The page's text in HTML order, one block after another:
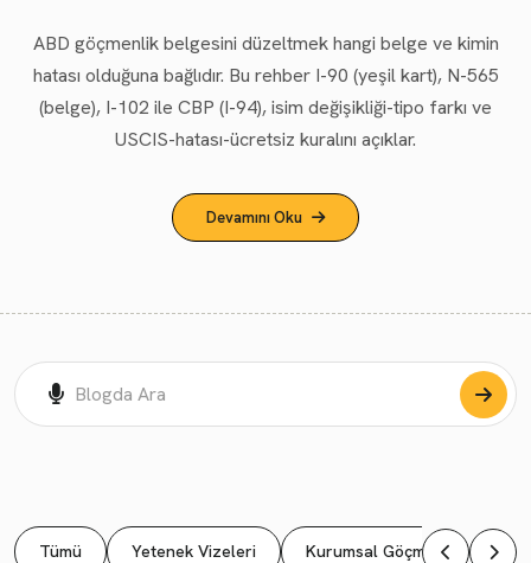
ABD göçmenlik belgesini düzeltmek hangi belge ve kimin
hatası olduğuna bağlıdır. Bu rehber I-90 (yeşil kart), N-565
(belge), I-102 ile CBP (I-94), isim değişikliği-tipo farkı ve
USCIS-hatası-ücretsiz kuralını açıklar.
Devamını Oku
Tümü Yetenek Vizeleri Kurumsal Göçmenlik